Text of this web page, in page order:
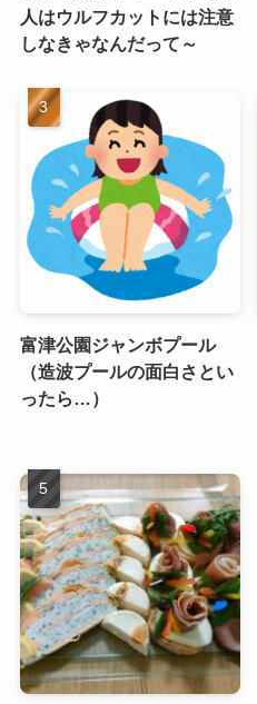
人はウルフカットには注意
しなきゃなんだって～
富津公園ジャンボプール
（造波プールの面白さとい
ったら…）